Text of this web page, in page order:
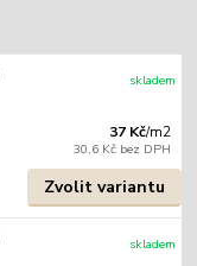
37 Kč/m2
30,6 Kč bez DPH
skladem
Zvolit variantu
skladem